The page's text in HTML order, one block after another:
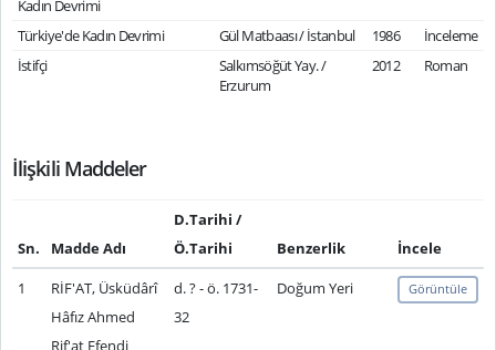
Kadın Devrimi
Türkiye'de Kadın Devrimi Gül Matbaası / İstanbul 1986
İnceleme
İstifçi
Salkımsöğüt Yay. /
Erzurum
2012 Roman
İlişkili Maddeler
Sn. Madde Adı
D.Tarihi /
Ö.Tarihi
Benzerlik
İncele
1
RİF'AT, Üsküdârî
Hâfız Ahmed
Rif'at Efendi
d. ? - ö. 1731-
32
Doğum Yeri Görüntüle